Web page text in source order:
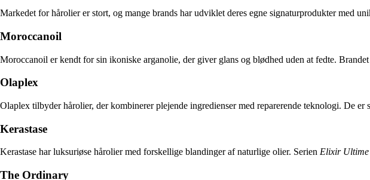
Markedet for hårolier er stort, og mange brands har udviklet deres egne signaturprodukter med
Moroccanoil
Moroccanoil er kendt for sin ikoniske arganolie, der giver glans og blødhed uden at fedte.
Olaplex
Olaplex tilbyder hårolier, der kombinerer plejende ingredienser med reparerende teknologi. De
Kerastase
Kerastase har luksuriøse hårolier med forskellige blandinger af naturlige olier. Serien Elixir Ultime
The Ordinary